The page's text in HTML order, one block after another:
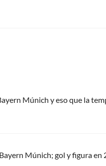
Múnich y eso que la
Múnich; gol y figura